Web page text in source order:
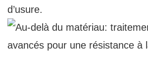
d’usure.